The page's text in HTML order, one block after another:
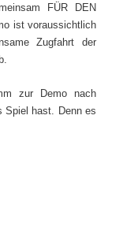
FÜR DEN
ist voraussichtlich
Zugfahrt der
zur Demo nach
Spiel hast. Denn es